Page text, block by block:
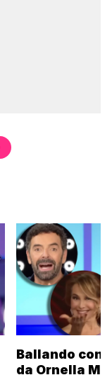
Ballando con
da Ornella